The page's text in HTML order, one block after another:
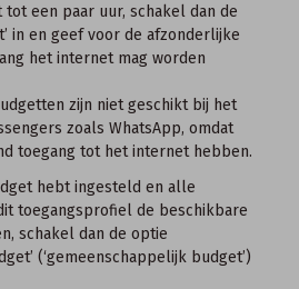
een paar uur, schakel dan de
in en geef voor de afzonderlijke
het internet mag worden
zijn niet geschikt bij het
zoals WhatsApp, omdat
toegang tot het internet hebben.
hebt ingesteld en alle
toegangsprofiel de beschikbare
schakel dan de optie
(‘gemeenschappelijk budget’)